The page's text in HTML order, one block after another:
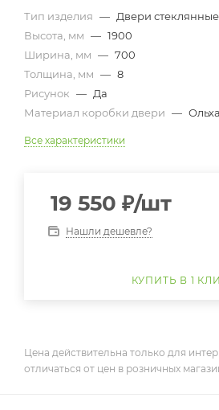
Тип изделия — Двери стеклянные
Высота, мм — 1900
Ширина, мм — 700
Толщина, мм — 8
Рисунок — Да
Материал коробки двери — Ольха
Все характеристики
19 550 ₽/шт
Нашли дешевле?
КУПИТЬ В 1
Цена действительна только для
отличаться от цен в розничных